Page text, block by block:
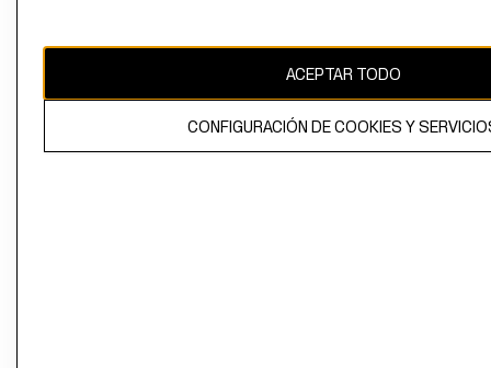
El contenido de esta página web está protegido por copyright y es
ACEPTAR TODO
CONFIGURACIÓN DE COOKIES Y